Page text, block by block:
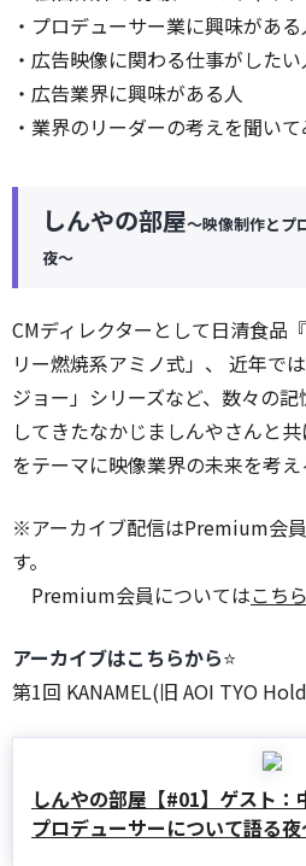
・プロデューサー業に興味がある
・広告映像に関わる仕事がしたい
・広告業界に興味がある人
・業界のリーダーの考えを聞い
しんやの部屋〜映像制作とプ
夜〜
CMディレクターとして日清食品
リー燃焼系アミノ式」、 近年で
ジョー」シリーズなど、数々の
してきたなかじましんやさんと共
をテーマに映像業界の未来を考え
※アーカイブ配信はPremium会
す。
Premium会員についてはこちら
アーカイブはこちらから⭐️
第1回 KANAMEL(旧 AOI TYO
しんやの部屋【#01】ゲスト：
プロデューサーについて語る